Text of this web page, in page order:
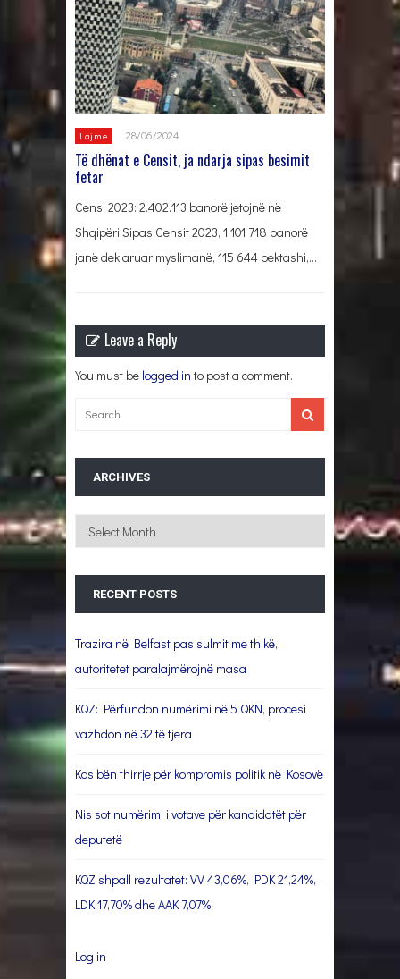
Lajme 28/06/2024
Të dhënat e Censit, ja ndarja sipas besimit
fetar
Censi 2023: 2.402.113 banorë jetojnë në
Shqipëri Sipas Censit 2023, 1 101 718 banorë
janë deklaruar myslimanë, 115 644 bektashi,…
Leave a Reply
You must be logged in to post a comment.
ARCHIVES
Archives
RECENT POSTS
Trazira në Belfast pas sulmit me thikë,
autoritetet paralajmërojnë masa
KQZ: Përfundon numërimi në 5 QKN, procesi
vazhdon në 32 të tjera
Kos bën thirrje për kompromis politik në Kosovë
Nis sot numërimi i votave për kandidatët për
deputetë
KQZ shpall rezultatet: VV 43,06%, PDK 21,24%,
LDK 17,70% dhe AAK 7,07%
Log in